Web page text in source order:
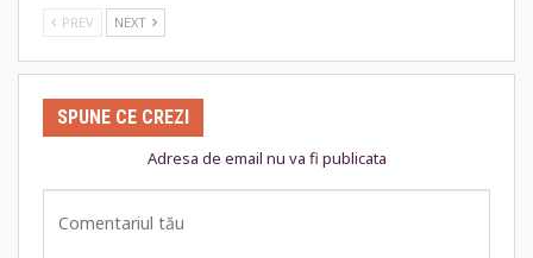
PREV NEXT
SPUNE CE CREZI
Adresa de email nu va fi publicata